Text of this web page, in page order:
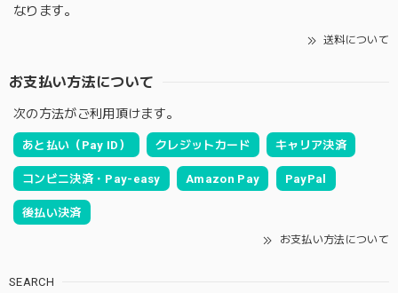
なります。
送料について
お支払い方法について
次の方法がご利用頂けます。
あと払い（Pay ID） クレジットカード キャリア決済
コンビニ決済・Pay-easy Amazon Pay PayPal
後払い決済
お支払い方法について
SEARCH